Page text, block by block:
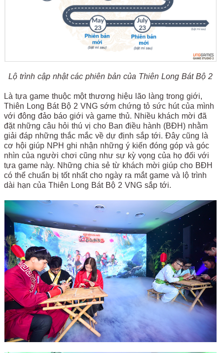
Lộ trình cập nhật các phiên bản của Thiên Long Bát Bộ 2
Là tựa game thuộc một thương hiệu lão làng trong giới,
Thiên Long Bát Bộ 2 VNG sớm chứng tỏ sức hút của mình
với đông đảo báo giới và game thủ. Nhiều khách mời đã
đặt những câu hỏi thú vị cho Ban điều hành (BĐH) nhằm
giải đáp những thắc mắc về dự định sắp tới. Đây cũng là
cơ hội giúp NPH ghi nhận những ý kiến đóng góp và góc
nhìn của người chơi cũng như sự kỳ vọng của họ đối với
tựa game này. Những chia sẻ từ khách mời giúp cho BĐH
có thể chuẩn bị tốt nhất cho ngày ra mắt game và lộ trình
dài hạn của Thiên Long Bát Bộ 2 VNG sắp tới.